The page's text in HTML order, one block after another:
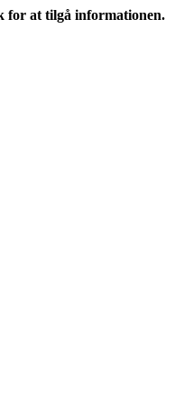
for at tilgå informationen.